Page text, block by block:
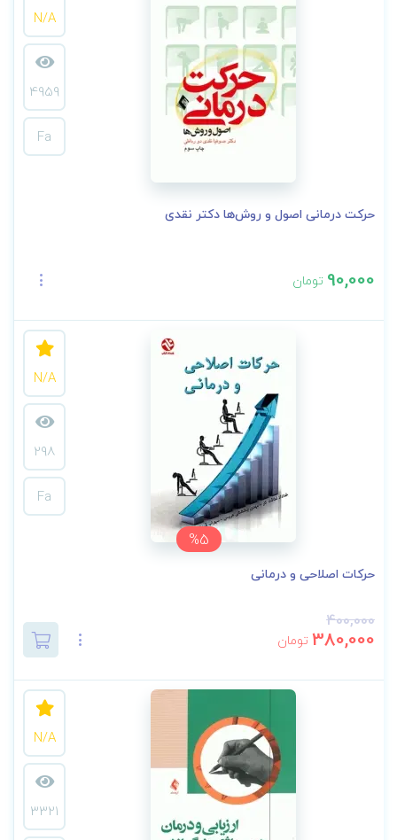
N/A
4959
Fa
حرکت درمانی اصول و روش‌ها دکتر نقدی
90,000 تومان
%5
N/A
298
Fa
حرکات اصلاحی و درمانی
400,000
380,000 تومان
N/A
3321